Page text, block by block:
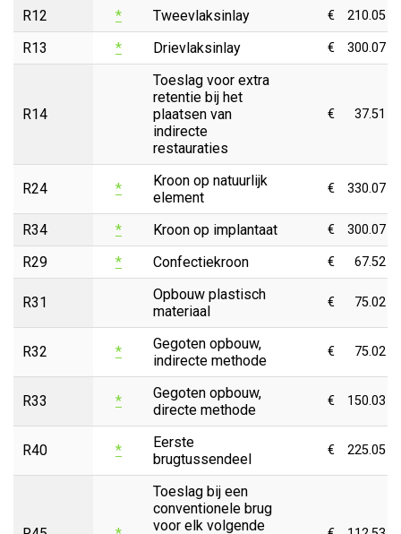
R12 * Tweevlaksinlay € 210.05
R13 * Drievlaksinlay € 300.07
R14
Toeslag voor extra
retentie bij het
plaatsen van
indirecte
restauraties
€ 37.51
R24 *
Kroon op natuurlijk
element
€ 330.07
R34 * Kroon op implantaat € 300.07
R29 * Confectiekroon € 67.52
R31
Opbouw plastisch
materiaal
€ 75.02
R32 *
Gegoten opbouw,
indirecte methode
€ 75.02
R33 *
Gegoten opbouw,
directe methode
€ 150.03
R40 *
Eerste
brugtussendeel
€ 225.05
Toeslag bij een
conventionele brug
voor elk volgende